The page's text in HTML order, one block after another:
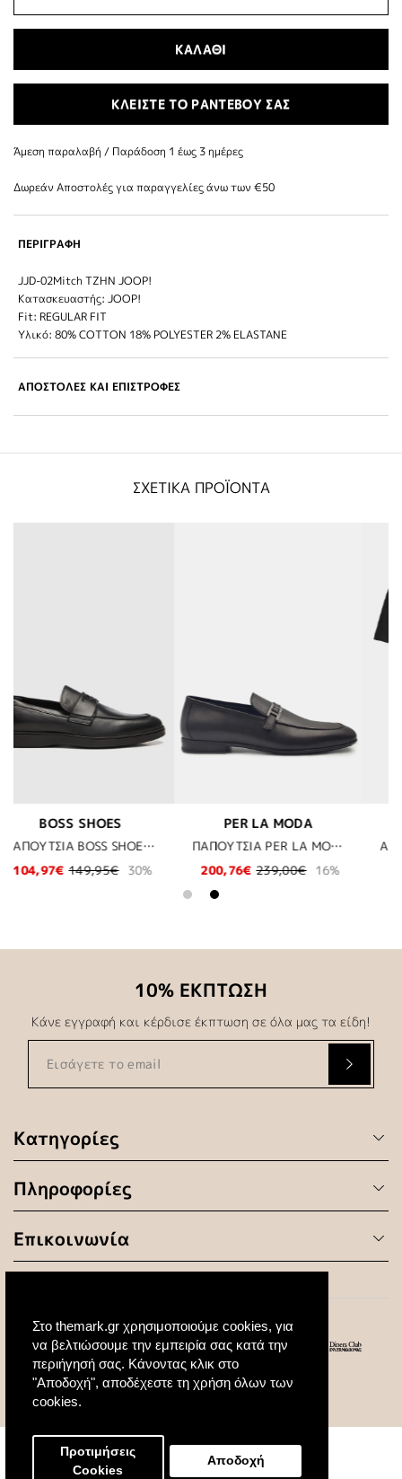
Στο themark.gr χρησιμοποιούμε cookies, για
να βελτιώσουμε την εμπειρία σας κατά την
περιήγησή σας. Κάνοντας κλικ στο
"Αποδοχή", αποδέχεστε τη χρήση όλων των
cookies.
Προτιμήσεις
Cookies
Αποδοχή
ΚΑΛΑΘΙ
ΚΛΕΙΣΤΕ ΤΟ ΡΑΝΤΕΒΟΥ ΣΑΣ
Άμεση παραλαβή / Παράδoση 1 έως 3 ημέρες
Δωρεάν Αποστολές για παραγγελίες άνω των €50
ΠΕΡΙΓΡΑΦΗ
JJD-02Mitch TZHN JOOP!
Κατασκευαστής: JOOP!
Fit: REGULAR FIT
Υλικό: 80% COTTON 18% POLYESTER 2% ELASTANE
ΑΠΟΣΤΟΛΕΣ ΚΑΙ ΕΠΙΣΤΡΟΦΕΣ
ΣΧΕΤΙΚΑ ΠΡΟΪΟΝΤΑ
ΠΑΠΟΥΤΣΙΑ PER LA MODA - BLACK
16%
KARL LAGERFELD
ΑΝΔΡΙΚΗ ΜΠΛΟΥΖΑ T-SHIRT - 990 ΜΑΥΡΟ
69,30€ 99,00€ 30% 41,97€ 59,95€
Κατηγορίες
Πληροφορίες
Επικοινωνία
10% ΕΚΠΤΩΣΗ
Κάνε εγγραφή και κέρδισε έκπτωση σε όλα μας τα είδη!
© 2020 All Rights Reserved. Created by